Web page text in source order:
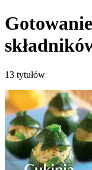
13 tytułów